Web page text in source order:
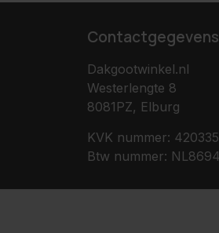
Contactgegevens
Dakgootwinkel.nl
Westerlengte 8
8081PZ, Elburg
KVK nummer:
Btw nummer: